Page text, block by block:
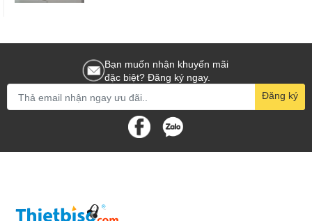
Bạn muốn nhận khuyến mãi
đặc biệt? Đăng ký ngay.
Đăng ký